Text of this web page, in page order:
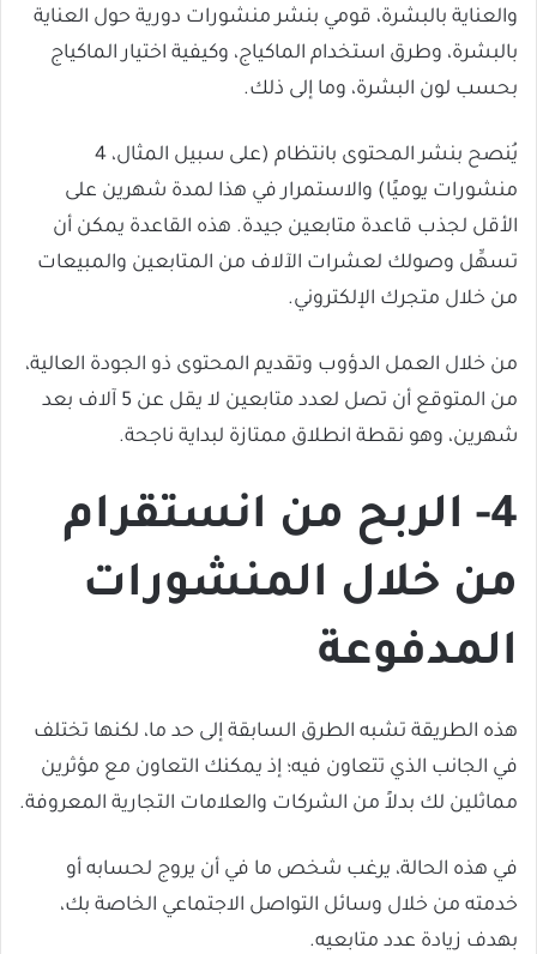
والعناية بالبشرة، قومي بنشر منشورات دورية حول العناية
بالبشرة، وطرق استخدام الماكياج، وكيفية اختيار الماكياج
بحسب لون البشرة، وما إلى ذلك.
يُنصح بنشر المحتوى بانتظام (على سبيل المثال، 4
منشورات يوميًا) والاستمرار في هذا لمدة شهرين على
الأقل لجذب قاعدة متابعين جيدة. هذه القاعدة يمكن أن
تسهِّل وصولك لعشرات الآلاف من المتابعين والمبيعات
من خلال متجرك الإلكتروني.
من خلال العمل الدؤوب وتقديم المحتوى ذو الجودة العالية،
من المتوقع أن تصل لعدد متابعين لا يقل عن 5 آلاف بعد
شهرين، وهو نقطة انطلاق ممتازة لبداية ناجحة.
4- الربح من انستقرام
من خلال المنشورات
المدفوعة
هذه الطريقة تشبه الطرق السابقة إلى حد ما، لكنها تختلف
في الجانب الذي تتعاون فيه؛ إذ يمكنك التعاون مع مؤثرين
مماثلين لك بدلاً من الشركات والعلامات التجارية المعروفة.
في هذه الحالة، يرغب شخص ما في أن يروج لحسابه أو
خدمته من خلال وسائل التواصل الاجتماعي الخاصة بك،
بهدف زيادة عدد متابعيه.